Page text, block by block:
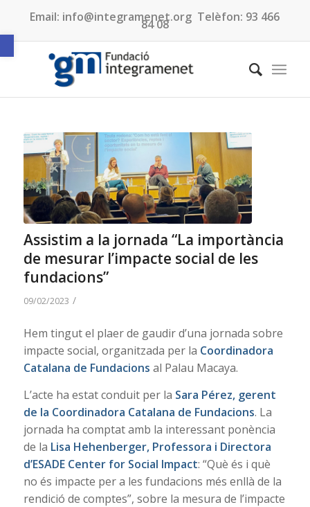
Obre la barra d'eines
Email: info@integramenet.org Telèfon: 93 466
84 08
Assistim a la jornada “La importància
de mesurar l’impacte social de les
fundacions”
09/02/2023 /
Hem tingut el plaer de gaudir d’una jornada sobre
impacte social, organitzada per la Coordinadora
Catalana de Fundacions al Palau Macaya.
L’acte ha estat conduit per la Sara Pérez, gerent
de la Coordinadora Catalana de Fundacions. La
jornada ha comptat amb la interessant ponència
de la Lisa Hehenberger, Professora i Directora
d’ESADE Center for Social Impact: “Què és i què
no és impacte per a les fundacions més enllà de la
rendició de comptes”, sobre la mesura de l’impacte